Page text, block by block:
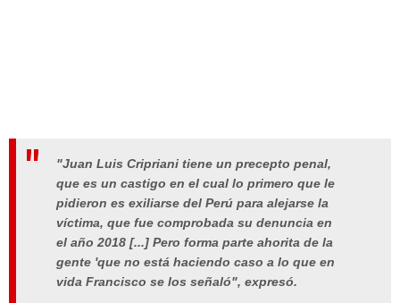
"Juan Luis Cripriani tiene un precepto penal,
que es un castigo en el cual lo primero que le
pidieron es exiliarse del Perú para alejarse la
víctima, que fue comprobada su denuncia en
el año 2018 [...] Pero forma parte ahorita de la
gente 'que no está haciendo caso a lo que en
vida Francisco se los señaló", expresó.